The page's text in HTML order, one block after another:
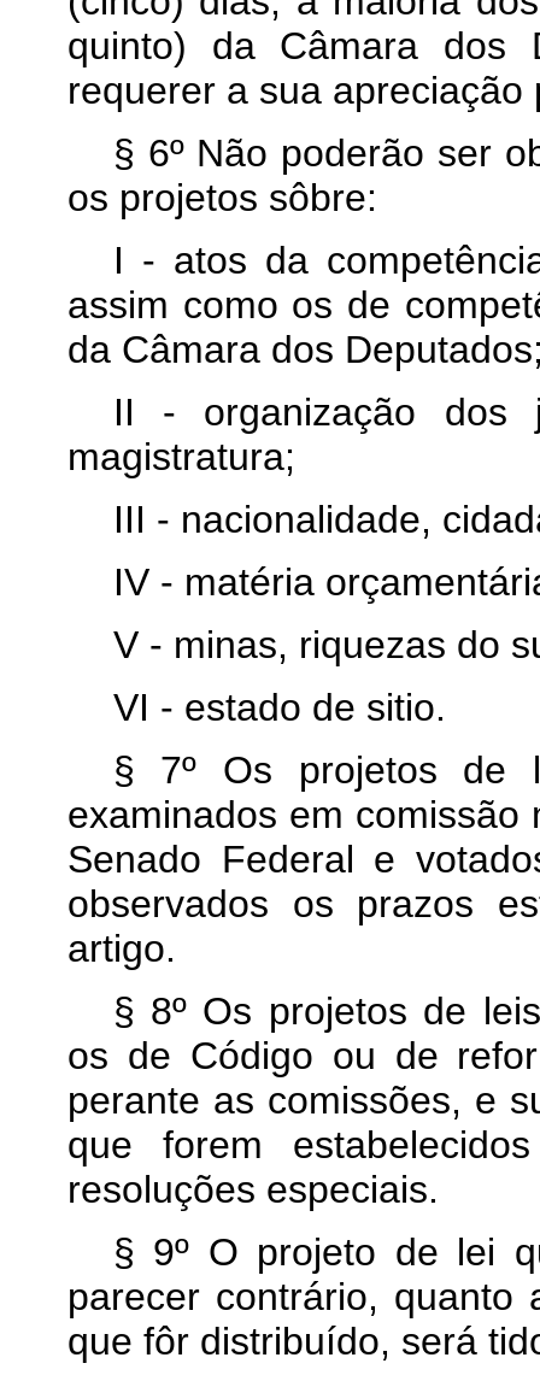
quinto) da Câmara dos
requerer a sua apreciação
§ 6º Não poderão ser
os projetos sôbre:
I - atos da
assim como os de
da Câmara dos
II - organização dos
magistratura;
III - nacionalidade,
IV - matéria
V - minas, riquezas do
VI - estado de sitio.
§ 7º Os projetos de
examinados em
Senado Federal e
observados os prazos
artigo.
§ 8º Os projetos de
os de Código ou de
perante as comissões, e
que forem
resoluções especiais.
§ 9º O projeto de lei
parecer contrário,
que fôr distribuído, será